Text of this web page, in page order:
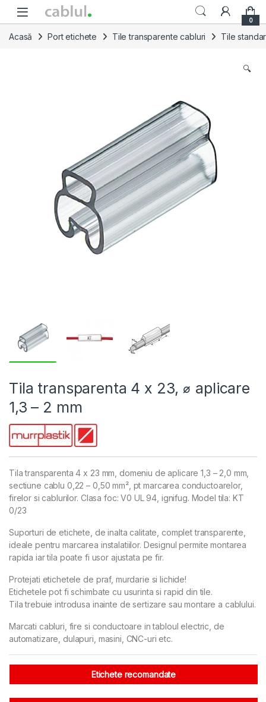
Skip to navigation
Skip to content
0
Acasă Port etichete Tile transparente cabluri Tile
🔍
Tila transparenta 4 x 23, ⌀ aplicare
1,3 – 2 mm
Tila transparenta 4 x 23 mm, domeniu de aplicare 1,3 – 2,0 mm,
sectiune cablu 0,22 – 0,50 mm², pt marcarea conductoarelor,
firelor si cablurilor. Clasa foc: V0 UL 94, ignifug. Model tila: KT
0/23
Suporturi de etichete, de inalta calitate, complet transparente,
ideale pentru marcarea instalatiilor. Designul permite montarea
rapida iar tila poate fi usor ajustata pe fir.
Protejati etichetele de praf, murdarie si lichide!
Etichetele pot fi schimbate cu usurinta si rapid din tile.
Tila trebuie introdusa inainte de sertizare sau montare a cablului.
Marcati cabluri, fire si conductoare in tabloul electric, de
automatizare, dulapuri, masini, CNC-uri etc.
Etichete recomandate